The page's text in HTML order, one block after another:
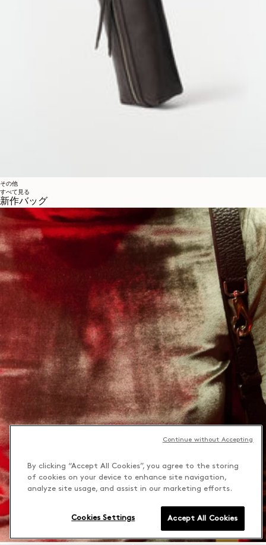
その他
すべて見る
新作バッグ
By clicking “Accept All Cookies”, you agree to the storing
of cookies on your device to enhance site navigation,
analyze site usage, and assist in our marketing efforts.
Accept All Cookies
Cookies Settings
Continue without Accepting